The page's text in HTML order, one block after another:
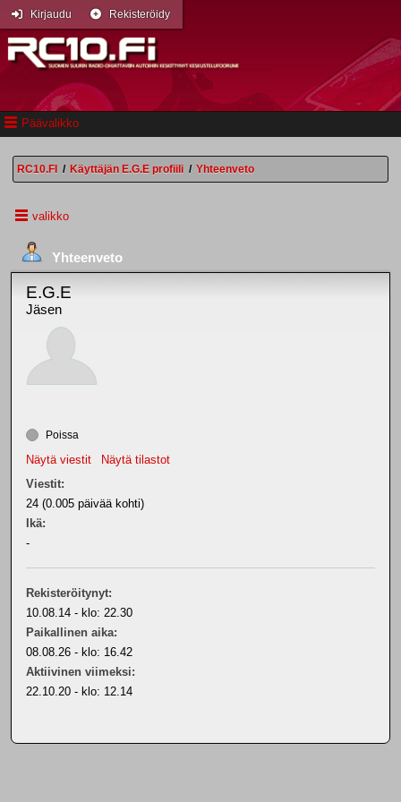
Päävalikko
Kirjaudu Rekisteröidy
RC10.FI / Käyttäjän E.G.E profiili / Yhteenveto
valikko
Yhteenveto
E.G.E
Jäsen
Poissa
Näytä viestit
Näytä tilastot
Viestit:
24 (0.005 päivää kohti)
Ikä:
-
Rekisteröitynyt:
10.08.14 - klo: 22.30
Paikallinen aika:
08.08.26 - klo: 16.42
Aktiivinen viimeksi:
22.10.20 - klo: 12.14